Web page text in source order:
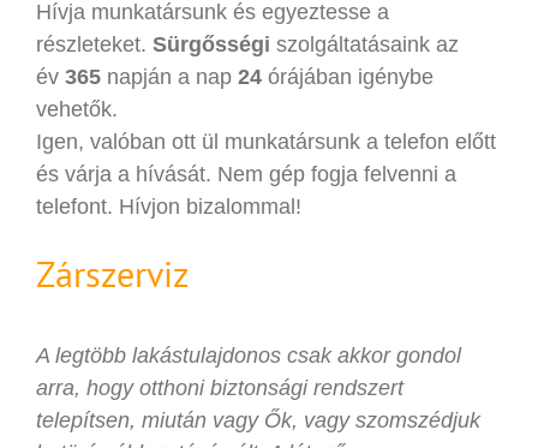
Hívja munkatársunk és egyeztesse a
részleteket. Sürgősségi szolgáltatásaink az
év 365 napján a nap 24 órájában igénybe
vehetők.
Igen, valóban ott ül munkatársunk a telefon előtt
és várja a hívását. Nem gép fogja felvenni a
telefont. Hívjon bizalommal!
Zárszerviz
A legtöbb lakástulajdonos csak akkor gondol
arra, hogy otthoni biztonsági rendszert
telepítsen, miután vagy Ők, vagy szomszédjuk